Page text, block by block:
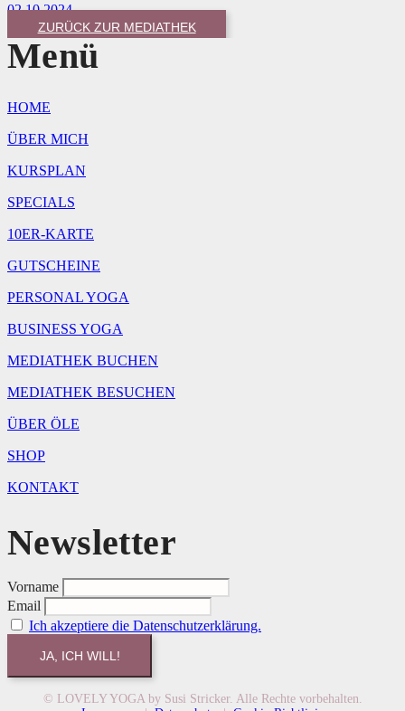
02.10.2024
ZURÜCK ZUR MEDIATHEK
Menü
HOME
ÜBER MICH
KURSPLAN
SPECIALS
10ER-KARTE
GUTSCHEINE
PERSONAL YOGA
BUSINESS YOGA
MEDIATHEK BUCHEN
MEDIATHEK BESUCHEN
ÜBER ÖLE
SHOP
KONTAKT
Newsletter
Vorname
Email
Ich akzeptiere die Datenschutzerklärung.
© LOVELY YOGA by Susi Stricker. Alle Rechte vorbehalten.